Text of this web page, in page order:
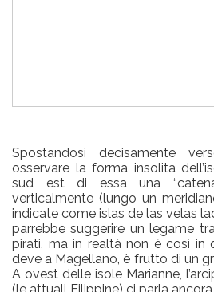
Spostandosi decisamente
osservare la forma insolita
sud est di essa una
verticalmente (lungo un
indicate come islas de las velas
parrebbe suggerire un legame
pirati, ma in realtà non è così in
deve a Magellano, è frutto di un
A ovest delle isole Marianne,